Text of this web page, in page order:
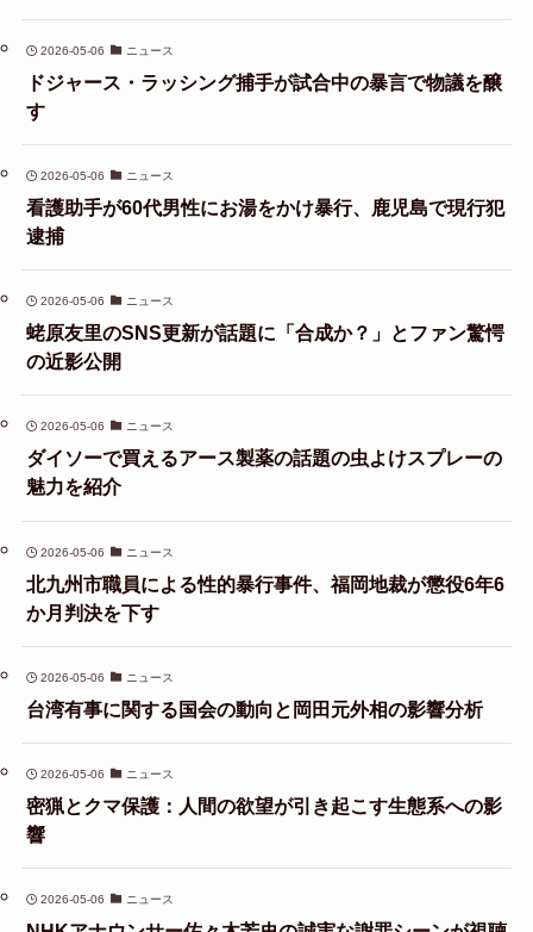
2026-05-06 ニュース
ドジャース・ラッシング捕手が試合中の暴言で物議を醸
す
2026-05-06 ニュース
看護助手が60代男性にお湯をかけ暴行、鹿児島で現行犯
逮捕
2026-05-06 ニュース
蛯原友里のSNS更新が話題に「合成か？」とファン驚愕
の近影公開
2026-05-06 ニュース
ダイソーで買えるアース製薬の話題の虫よけスプレーの
魅力を紹介
2026-05-06 ニュース
北九州市職員による性的暴行事件、福岡地裁が懲役6年6
か月判決を下す
2026-05-06 ニュース
台湾有事に関する国会の動向と岡田元外相の影響分析
2026-05-06 ニュース
密猟とクマ保護：人間の欲望が引き起こす生態系への影
響
2026-05-06 ニュース